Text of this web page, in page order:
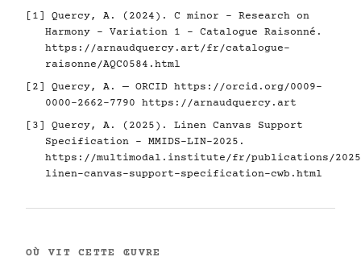
[1] Quercy, A. (2024). C minor - Research on
Harmony - Variation 1 - Catalogue Raisonné.
https://arnaudquercy.art/fr/catalogue-
raisonne/AQC0584.html
[2] Quercy, A. — ORCID https://orcid.org/0009-
0000-2662-7790
https://arnaudquercy.art
[3] Quercy, A. (2025). Linen Canvas Support
Specification - MMIDS-LIN-2025.
https://multimodal.institute/fr/publications/2025/
linen-canvas-support-specification-cwb.html
OÙ VIT CETTE ŒUVRE